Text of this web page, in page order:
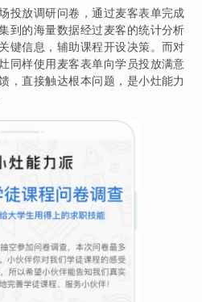
投放调研问卷，通过麦客表单完成
到的海量数据经过麦客的统计分析
键信息，辅助课程开设决策。而对
同样使用麦客表单向学员投放满意
，直接触达根本问题，是小灶能力